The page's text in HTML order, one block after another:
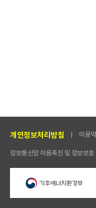
개인정보처리방침 이용
정보통신망 이용촉진 및 정보보